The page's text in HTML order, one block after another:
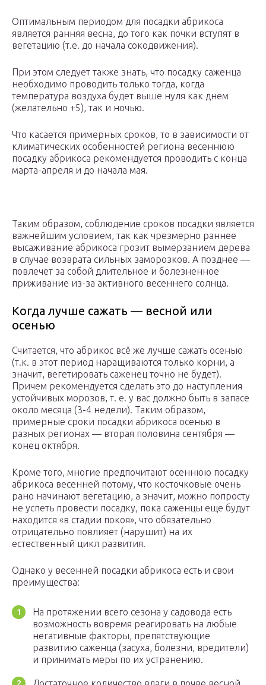
Оптимальным периодом для посадки абрикоса
является ранняя весна, до того как почки вступят в
вегетацию (т.е. до начала сокодвижения).
При этом следует также знать, что посадку саженца
необходимо проводить только тогда, когда
температура воздуха будет выше нуля как днем
(желательно +5), так и ночью.
Что касается примерных сроков, то в зависимости от
климатических особенностей региона весеннюю
посадку абрикоса рекомендуется проводить с конца
марта-апреля и до начала мая.
Таким образом, соблюдение сроков посадки является
важнейшим условием, так как чрезмерно раннее
высаживание абрикоса грозит вымерзанием дерева
в случае возврата сильных заморозков. А позднее —
повлечет за собой длительное и болезненное
приживание из-за активного весеннего солнца.
Когда лучше сажать — весной или
осенью
Считается, что абрикос всё же лучше сажать осенью
(т.к. в этот период наращиваются только корни, а
значит, вегетировать саженец точно не будет).
Причем рекомендуется сделать это до наступления
устойчивых морозов, т. е. у вас должно быть в запасе
около месяца (3-4 недели). Таким образом,
примерные сроки посадки абрикоса осенью в
разных регионах — вторая половина сентября —
конец октября.
Кроме того, многие предпочитают осеннюю посадку
абрикоса весенней потому, что косточковые очень
рано начинают вегетацию, а значит, можно попросту
не успеть провести посадку, пока саженцы еще будут
находится «в стадии покоя», что обязательно
отрицательно повлияет (нарушит) на их
естественный цикл развития.
Однако у весенней посадки абрикоса есть и свои
преимущества:
На протяжении всего сезона у садовода есть
возможность вовремя реагировать на любые
негативные факторы, препятствующие
развитию саженца (засуха, болезни, вредители)
и принимать меры по их устранению.